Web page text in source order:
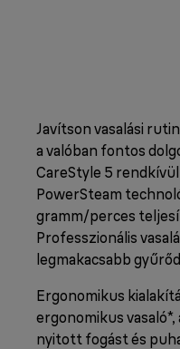
Javítson vasalási
a valóban fontos
CareStyle 5
PowerSteam
gramm/perces
Professzionális
legmakacsabb
Ergonomikus
ergonomikus
nyitott fogást és